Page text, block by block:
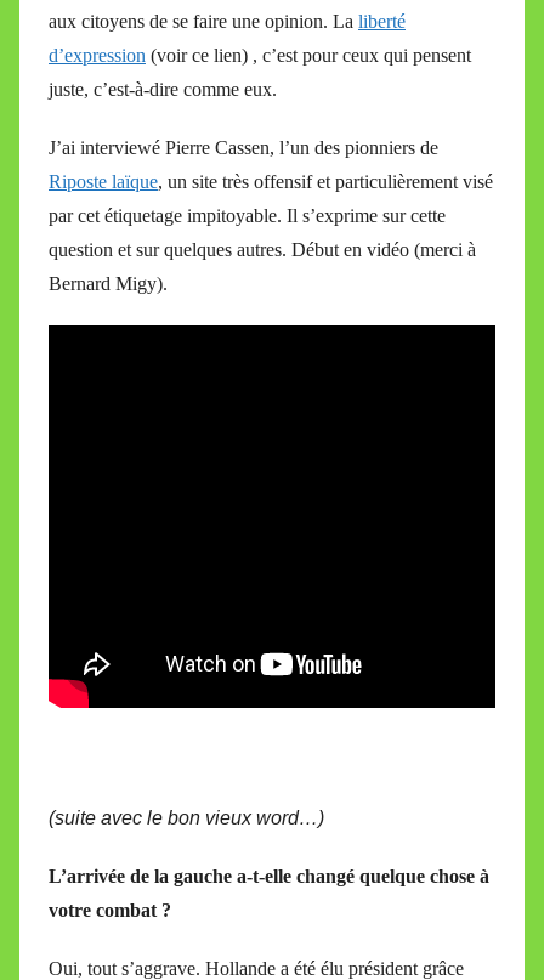
aux citoyens de se faire une opinion. La liberté
d’expression (voir ce lien) , c’est pour ceux qui pensent
juste, c’est-à-dire comme eux.
J’ai interviewé Pierre Cassen, l’un des pionniers de
Riposte laïque, un site très offensif et particulièrement visé
par cet étiquetage impitoyable. Il s’exprime sur cette
question et sur quelques autres. Début en vidéo (merci à
Bernard Migy).
(suite avec le bon vieux word…)
L’arrivée de la gauche a-t-elle changé quelque chose à
votre combat ?
Oui, tout s’aggrave. Hollande a été élu président grâce